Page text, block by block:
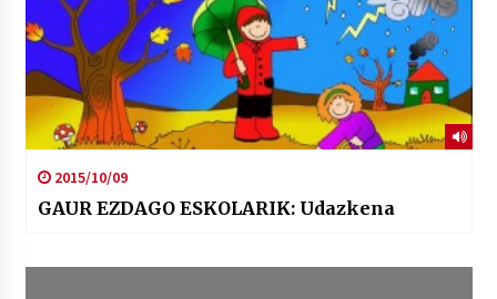
2015/10/09
GAUR EZDAGO ESKOLARIK: Udazkena